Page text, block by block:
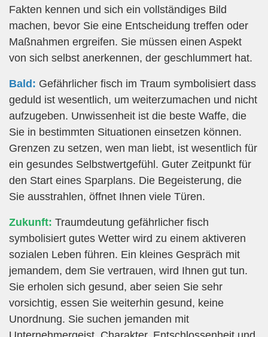
Fakten kennen und sich ein vollständiges Bild
machen, bevor Sie eine Entscheidung treffen oder
Maßnahmen ergreifen. Sie müssen einen Aspekt
von sich selbst anerkennen, der geschlummert hat.
Bald: Gefährlicher fisch im Traum symbolisiert dass
geduld ist wesentlich, um weiterzumachen und nicht
aufzugeben. Unwissenheit ist die beste Waffe, die
Sie in bestimmten Situationen einsetzen können.
Grenzen zu setzen, wen man liebt, ist wesentlich für
ein gesundes Selbstwertgefühl. Guter Zeitpunkt für
den Start eines Sparplans. Die Begeisterung, die
Sie ausstrahlen, öffnet Ihnen viele Türen.
Zukunft: Traumdeutung gefährlicher fisch
symbolisiert gutes Wetter wird zu einem aktiveren
sozialen Leben führen. Ein kleines Gespräch mit
jemandem, dem Sie vertrauen, wird Ihnen gut tun.
Sie erholen sich gesund, aber seien Sie sehr
vorsichtig, essen Sie weiterhin gesund, keine
Unordnung. Sie suchen jemanden mit